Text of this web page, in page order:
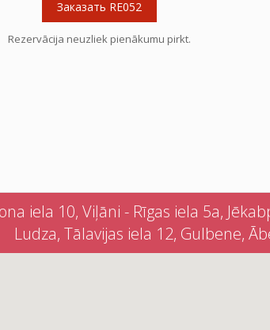
Заказать RE052
Rezervācija neuzliek pienākumu pirkt.
iela 10, Viļāni - Rīgas iela 5a,
Ludza, Tālavijas iela 12, Gulbene,